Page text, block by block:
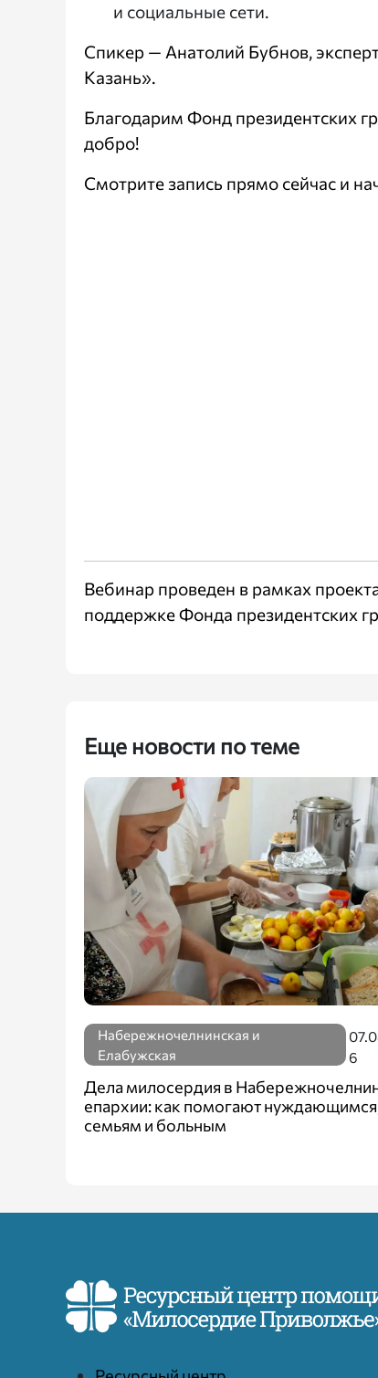
и социальные сети.
Спикер — Анатолий Бубнов,
Казань».
Благодарим Фонд президентских
добро!
Смотрите запись прямо сейчас и
Вебинар проведен в рамках
поддержке Фонда президентских
Еще новости по теме
Набережночелнинская и
Елабужская
6
Дела милосердия в
епархии: как помогают
семьям и больным